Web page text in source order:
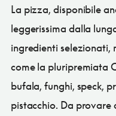
La pizza, disponibile
leggerissima dalla
ingredienti selezionati,
come la pluripremiata
bufala, funghi, speck,
pistacchio. Da provare